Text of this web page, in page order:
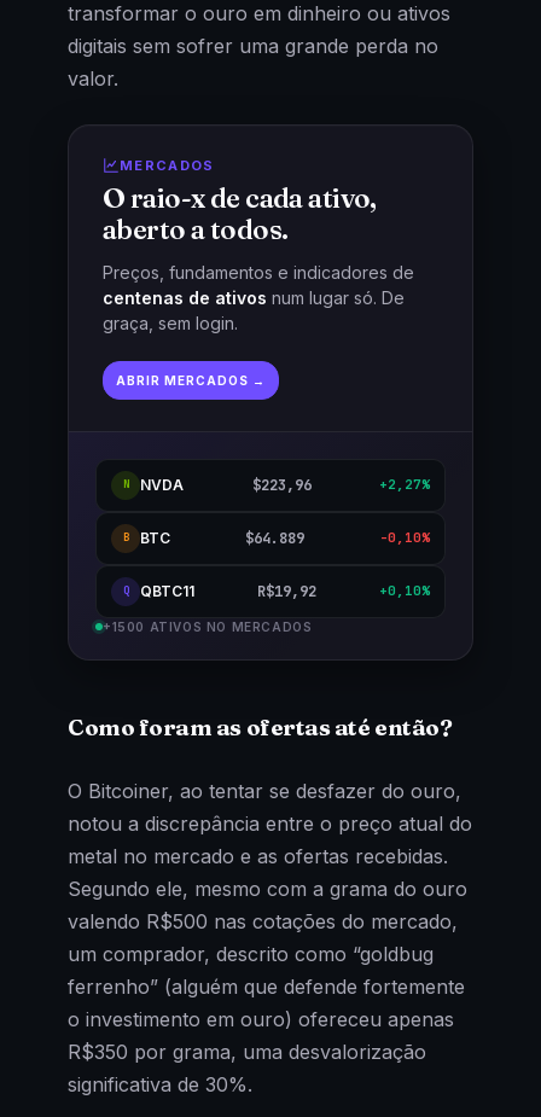
transformar o ouro em dinheiro ou ativos
digitais sem sofrer uma grande perda no
valor.
MERCADOS
O raio-x de cada ativo,
aberto a todos.
Preços, fundamentos e indicadores de
centenas de ativos num lugar só. De
graça, sem login.
ABRIR MERCADOS →
N NVDA $223,96 +2,27%
B BTC $64.889 -0,10%
Q QBTC11 R$19,92 +0,10%
+1500 ATIVOS NO MERCADOS
Como foram as ofertas até então?
O Bitcoiner, ao tentar se desfazer do ouro,
notou a discrepância entre o preço atual do
metal no mercado e as ofertas recebidas.
Segundo ele, mesmo com a grama do ouro
valendo R$500 nas cotações do mercado,
um comprador, descrito como “goldbug
ferrenho” (alguém que defende fortemente
o investimento em ouro) ofereceu apenas
R$350 por grama, uma desvalorização
significativa de 30%.